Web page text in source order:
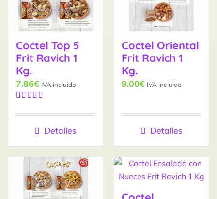
Coctel Top 5
Frit Ravich 1
Kg.
con5.00de
7.86€ IVA incluido
Detalles
Coctel Oriental
Frit Ravich 1
Kg.
9.00€ IVA incluido
Detalles